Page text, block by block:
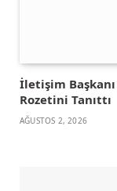
İletişim Başkanı
Rozetini Tanıttı
AĞUSTOS 2, 2026